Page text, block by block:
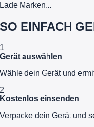
Lade Marken...
SO EINFACH
1
Gerät auswählen
Wähle dein Gerät und
2
Kostenlos einsenden
Verpacke dein Gerät und